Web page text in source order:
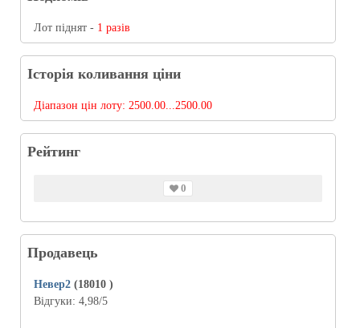
Лот піднят - 1 разів
Історія коливання ціни
Діапазон цін лоту: 2500.00...2500.00
Рейтинг
0
Продавець
Невер2 (18010 )
Відгуки: 4,98/5